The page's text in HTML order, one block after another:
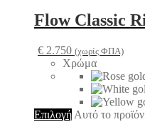
Flow Classic
€ 2.750 (χωρίς ΦΠΑ)
Χρώμα
Επιλογή Αυτό το